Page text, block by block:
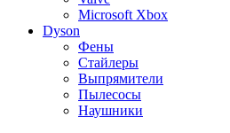
Microsoft Xbox
Dyson
Фены
Стайлеры
Выпрямители
Пылесосы
Наушники